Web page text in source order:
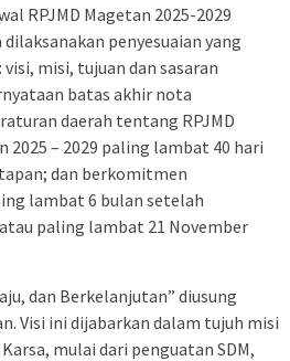
RPJMD Magetan 2025-2029
penyesuaian yang
misi, tujuan dan sasaran
batas akhir nota
daerah tentang RPJMD
2025 – 2029 paling lambat 40 hari
dan berkomitmen
lambat 6 bulan setelah
paling lambat 21 November
dan Berkelanjutan” diusung
Visi ini dijabarkan dalam tujuh misi
mulai dari penguatan SDM,